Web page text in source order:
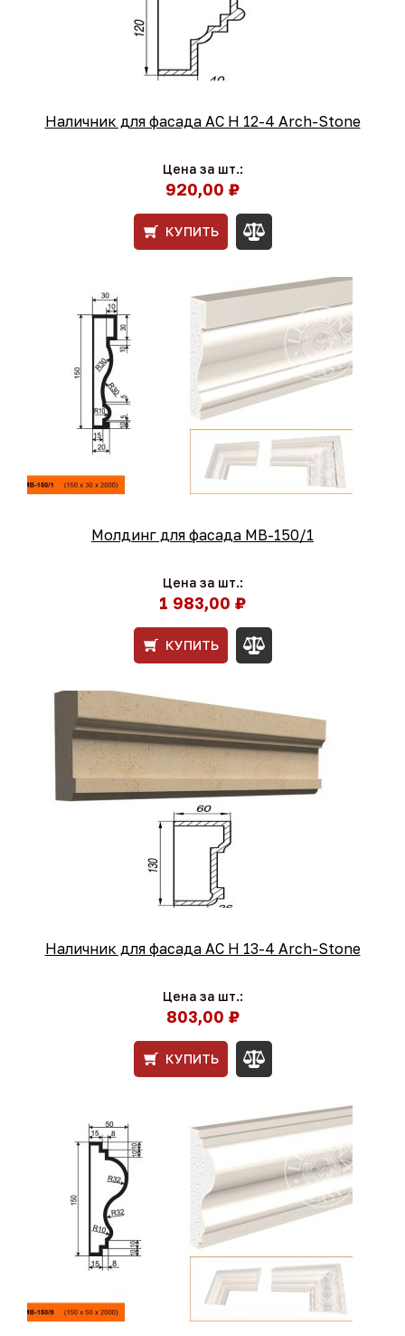
Наличник для фасада АС Н 12-4 Arch-Stone
Цена за шт.:
920,00 ₽
КУПИТЬ
Молдинг для фасада МВ-150/1
Цена за шт.:
1 983,00 ₽
КУПИТЬ
Наличник для фасада AC Н 13-4 Arch-Stone
Цена за шт.:
803,00 ₽
КУПИТЬ